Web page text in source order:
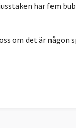
har fem
om det är någon